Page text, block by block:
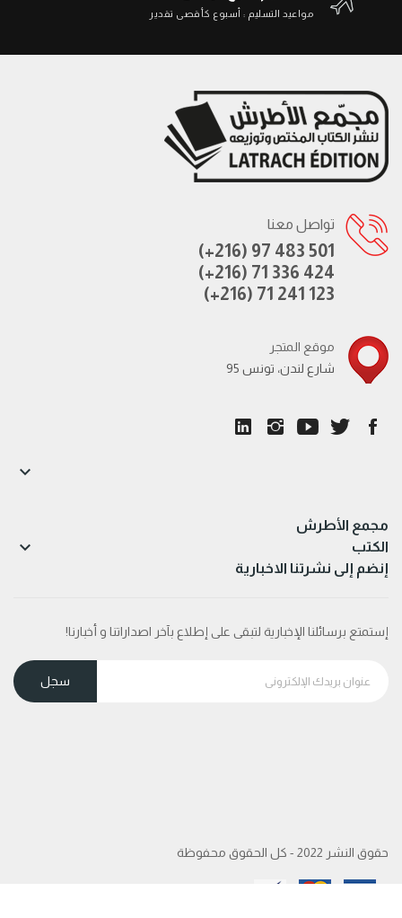
مواعيد التسليم : أسبوع كأقصى تقدير
تواصل معنا
(+216) 97 483 501
(+216) 71 336 424
(+216) 71 241 123
موقع المتجر
95 شارع لندن، تونس
مجمع الأطرش

الكتب 
إنضم إلى نشرتنا الاخبارية
إستمتع برسائلنا الإخبارية لتبقى على إطلاع بآخر اصداراتنا و أخبارنا!
حقوق النشر 2022 - كل الحقوق محفوظة